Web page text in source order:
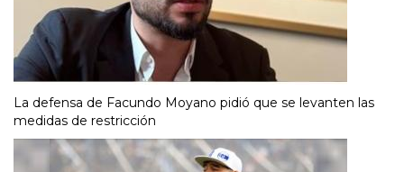
La defensa de Facundo Moyano pidió que se levanten las
medidas de restricción